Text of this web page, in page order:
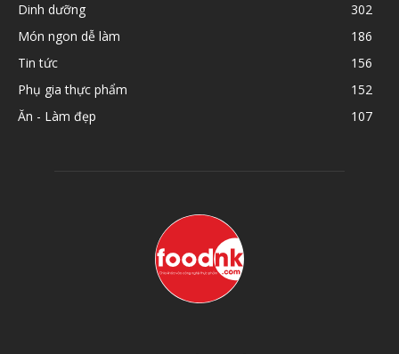
Dinh dưỡng
302
Món ngon dễ làm
186
Tin tức
156
Phụ gia thực phẩm
152
Ăn - Làm đẹp
107